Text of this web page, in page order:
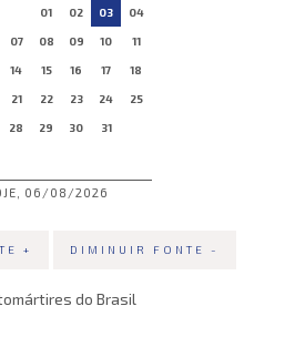
01
02 03 04
07 08 09 10 11
14 15 16 17 18
21 22 23 24 25
28 29 30 31
06/08/2026
+ DIMINUIR FONTE -